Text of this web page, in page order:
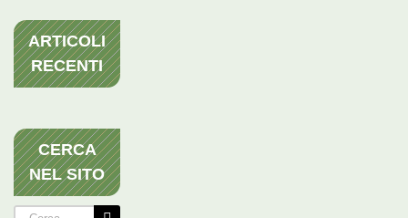
ARTICOLI
RECENTI
CERCA
NEL SITO